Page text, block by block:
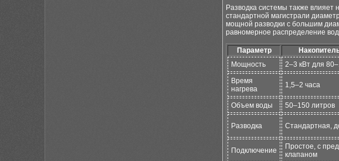
Разводка системы также
стандартной магистрали
мощной разводки с большим
равномерное распределение
Параметр
Мощность
2–3 кВт для
Время
нагрева
1,5–2 часа
Объем воды 50–150 литров
Разводка Стандартная,
Подключение
Простое, с
клапаном